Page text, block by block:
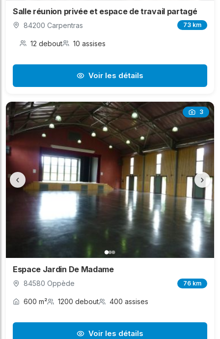
Salle réunion privée et espace de travail partagé
84200 Carpentras 73 km
12 debout 10 assises
Voir les détails
3
‹ ›
Espace Jardin De Madame
84580 Oppède 76 km
600 m² 1200 debout 400 assises
Voir les détails